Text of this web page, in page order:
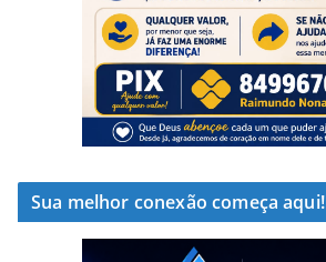
Sua melhor conexão começa aqui!